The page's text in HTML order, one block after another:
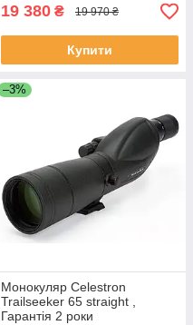
19 380 ₴ 19 970 ₴
Купити
–3%
Монокуляр Celestron
Trailseeker 65 straight ,
Гарантія 2 роки